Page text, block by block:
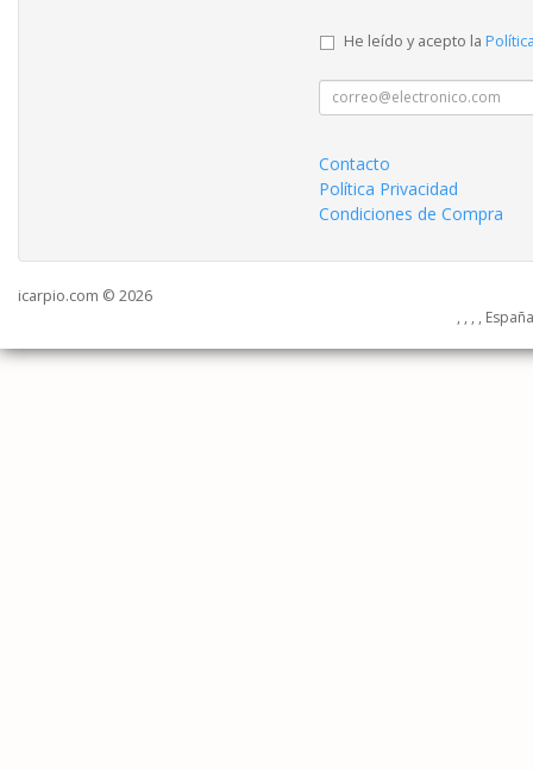
He leído y acepto la
Contacto
Política Privacidad
Condiciones de Compra
icarpio.com © 2026
, , , ,